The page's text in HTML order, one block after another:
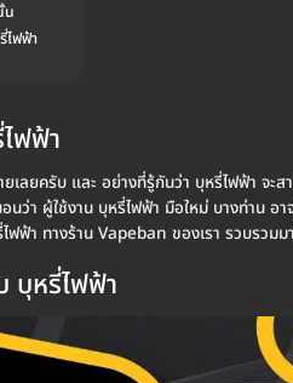
น
ไฟฟ้า
ฟฟ้า
ลยครับ และ อย่างที่รู้กันว่า บุหรี่ไฟฟ้า จะ
นว่า ผู้ใช้งาน บุหรี่ไฟฟ้า มือใหม่ บางท่าน อ
ฟ้า ทางร้าน Vapeban ของเรา รวบรวม
บุหรี่ไฟฟ้า